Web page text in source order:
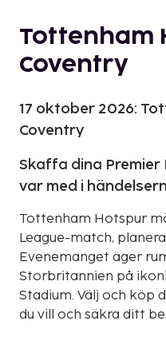
Tottenham
Coventry
17 oktober 2026:
Coventry
Skaffa dina
var med i
Tottenham Hotspur
League-match,
Evenemanget äger
Storbritannien på
Stadium. Välj och köp
du vill och säkra ditt